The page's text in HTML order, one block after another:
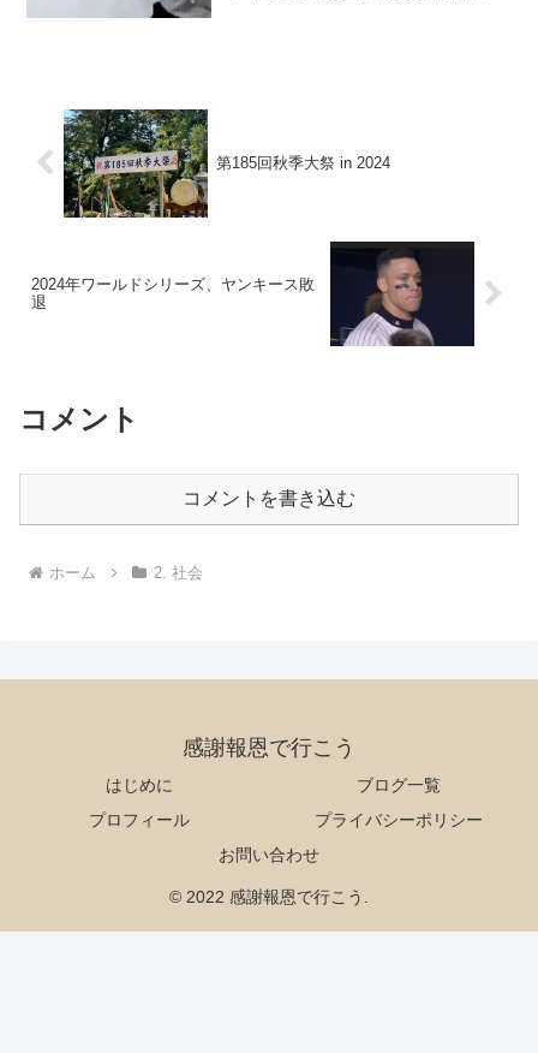
第185回秋季大祭 in 2024
2024年ワールドシリーズ、ヤンキース敗
退
コメント
コメントを書き込む
ホーム 2. 社会
感謝報恩で行こう
はじめに
ブログ一覧
プロフィール
プライバシーポリシー
お問い合わせ
© 2022 感謝報恩で行こう.